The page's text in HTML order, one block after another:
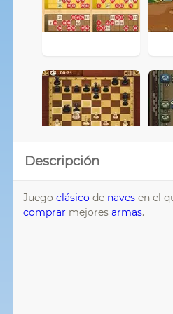
Descripción
Juego clásico de naves en el
comprar mejores armas.